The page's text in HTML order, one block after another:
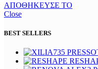
ΑΠΟΘΗΚΕΥΣΕ ΤΟ
Close
BEST SELLERS